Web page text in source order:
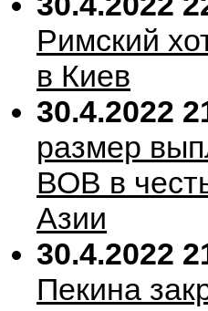
Римский
в Киев
30.4.2022
размер
ВОВ в
Азии
30.4.2022
Пекина